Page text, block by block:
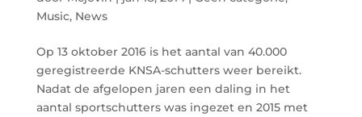
Music, News
Op 13 oktober 2016 is het aantal van 40.000
geregistreerde KNSA-schutters weer bereikt.
Nadat de afgelopen jaren een daling in het
aantal sportschutters was ingezet en 2015 met